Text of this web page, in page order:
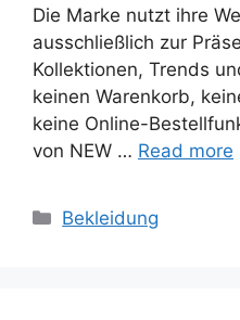
Die Marke nutzt ihre
ausschließlich zur
Kollektionen, Trends
keinen Warenkorb,
keine Online-
von NEW … Read more
Categories
Bekleidung